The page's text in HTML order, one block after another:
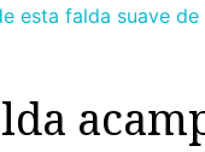
esta falda suave